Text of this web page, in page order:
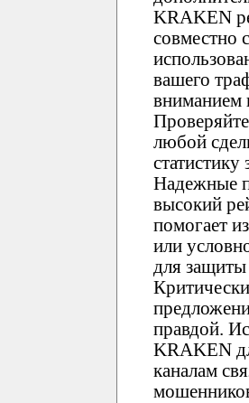
KRAKEN
совместно
вашего
вниманием
любой
Надежные
высокий
помогает
или
для защиты
правдой.
KRAKEN
каналам